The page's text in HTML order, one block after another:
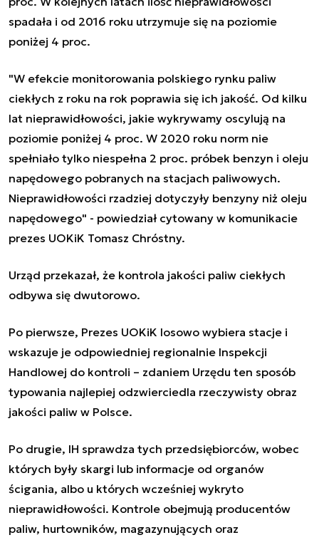
spadała i od 2016 roku utrzymuje się na poziomie
poniżej 4 proc.
"W efekcie monitorowania polskiego rynku paliw
ciekłych z roku na rok poprawia się ich jakość. Od kilku
lat nieprawidłowości, jakie wykrywamy oscylują na
poziomie poniżej 4 proc. W 2020 roku norm nie
spełniało tylko niespełna 2 proc. próbek benzyn i oleju
napędowego pobranych na stacjach paliwowych.
Nieprawidłowości rzadziej dotyczyły benzyny niż oleju
napędowego" - powiedział cytowany w komunikacie
prezes UOKiK Tomasz Chróstny.
Urząd przekazał, że kontrola jakości paliw ciekłych
odbywa się dwutorowo.
Po pierwsze, Prezes UOKiK losowo wybiera stacje i
wskazuje je odpowiedniej regionalnie Inspekcji
Handlowej do kontroli – zdaniem Urzędu ten sposób
typowania najlepiej odzwierciedla rzeczywisty obraz
jakości paliw w Polsce.
Po drugie, IH sprawdza tych przedsiębiorców, wobec
których były skargi lub informacje od organów
ścigania, albo u których wcześniej wykryto
nieprawidłowości. Kontrole obejmują producentów
paliw, hurtowników, magazynujących oraz